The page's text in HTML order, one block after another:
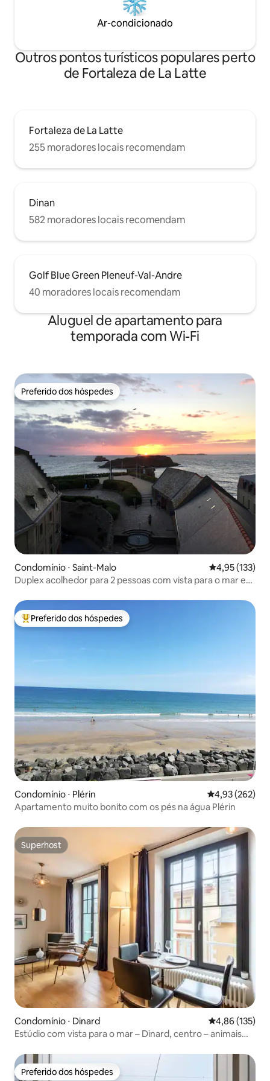
Ar-condicionado
Outros pontos turísticos populares perto
de Fortaleza de La Latte
Fortaleza de La Latte
255 moradores locais recomendam
Dinan
582 moradores locais recomendam
Golf Blue Green Pleneuf-Val-Andre
40 moradores locais recomendam
Aluguel de apartamento para
temporada com Wi-Fi
Preferido dos hóspedes
Preferido dos hóspedes
Condomínio ⋅ Saint-Malo 4,95 de uma
4,95 (133)
Duplex acolhedor para 2 pessoas com vista para o mar em
Entre os melhores preferidos dos hóspedes
Preferido dos hóspedes
Condomínio ⋅ Plérin 4,93 de uma
4,93 (262)
Apartamento muito bonito com os pés na água Plérin
Superhost
Superhost
Condomínio ⋅ Dinard 4,86 de uma
4,86 (135)
Estúdio com vista para o mar – Dinard, centro – animais
Preferido dos hóspedes
Preferido dos hóspedes